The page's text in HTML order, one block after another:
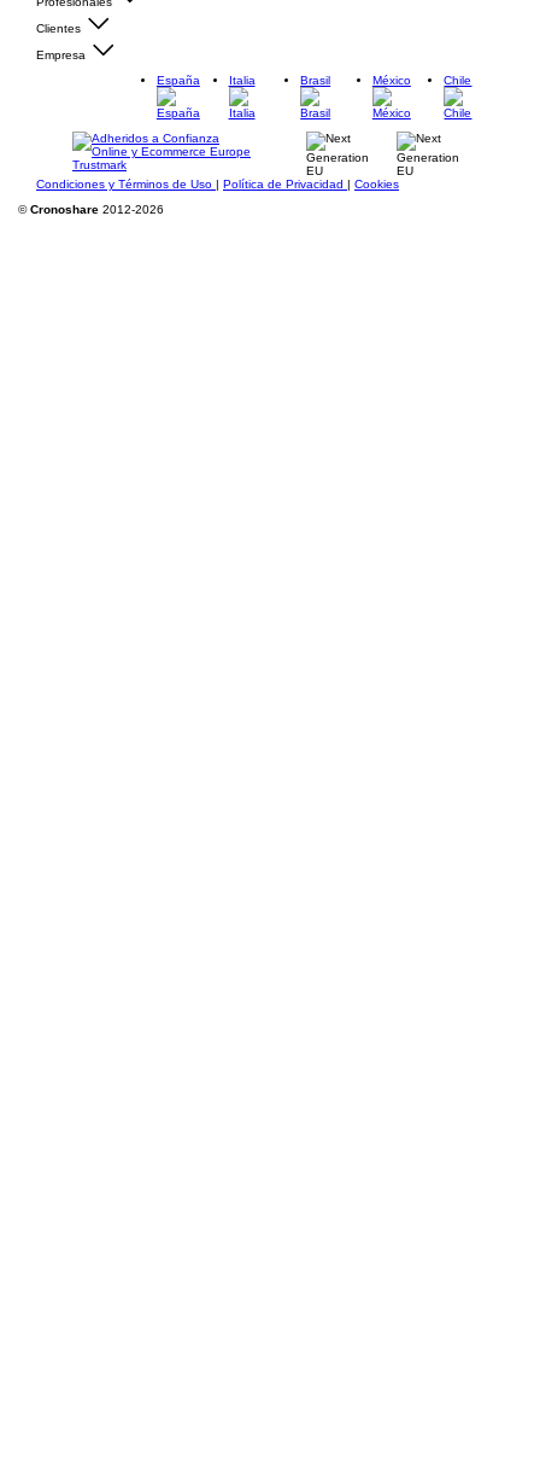
Clientes
Empresa
España
Italia Brasil México Chile
Condiciones y Términos de Uso | Política de Privacidad | Cookies
©Cronoshare 2012-2026